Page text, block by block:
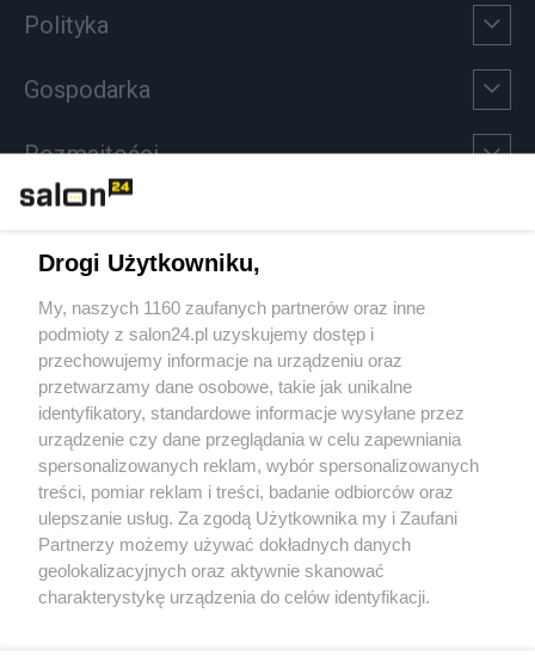
Polityka
Gospodarka
Rozmaitości
Sport
Społeczeństwo
Kultura
X Facebook Instagram Youtube
Drogi Użytkowniku,
My, naszych 1160 zaufanych partnerów oraz inne
podmioty z salon24.pl uzyskujemy dostęp i
przechowujemy informacje na urządzeniu oraz
przetwarzamy dane osobowe, takie jak unikalne
identyfikatory, standardowe informacje wysyłane przez
urządzenie czy dane przeglądania w celu zapewniania
spersonalizowanych reklam, wybór spersonalizowanych
treści, pomiar reklam i treści, badanie odbiorców oraz
ulepszanie usług. Za zgodą Użytkownika my i Zaufani
Partnerzy możemy używać dokładnych danych
geolokalizacyjnych oraz aktywnie skanować
charakterystykę urządzenia do celów identyfikacji.